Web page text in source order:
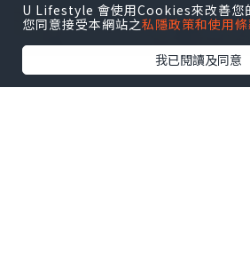
U Lifestyle 會使用Cookies來改善您
您同意接受本網站之私隱政策和使用
我已閱讀及同意